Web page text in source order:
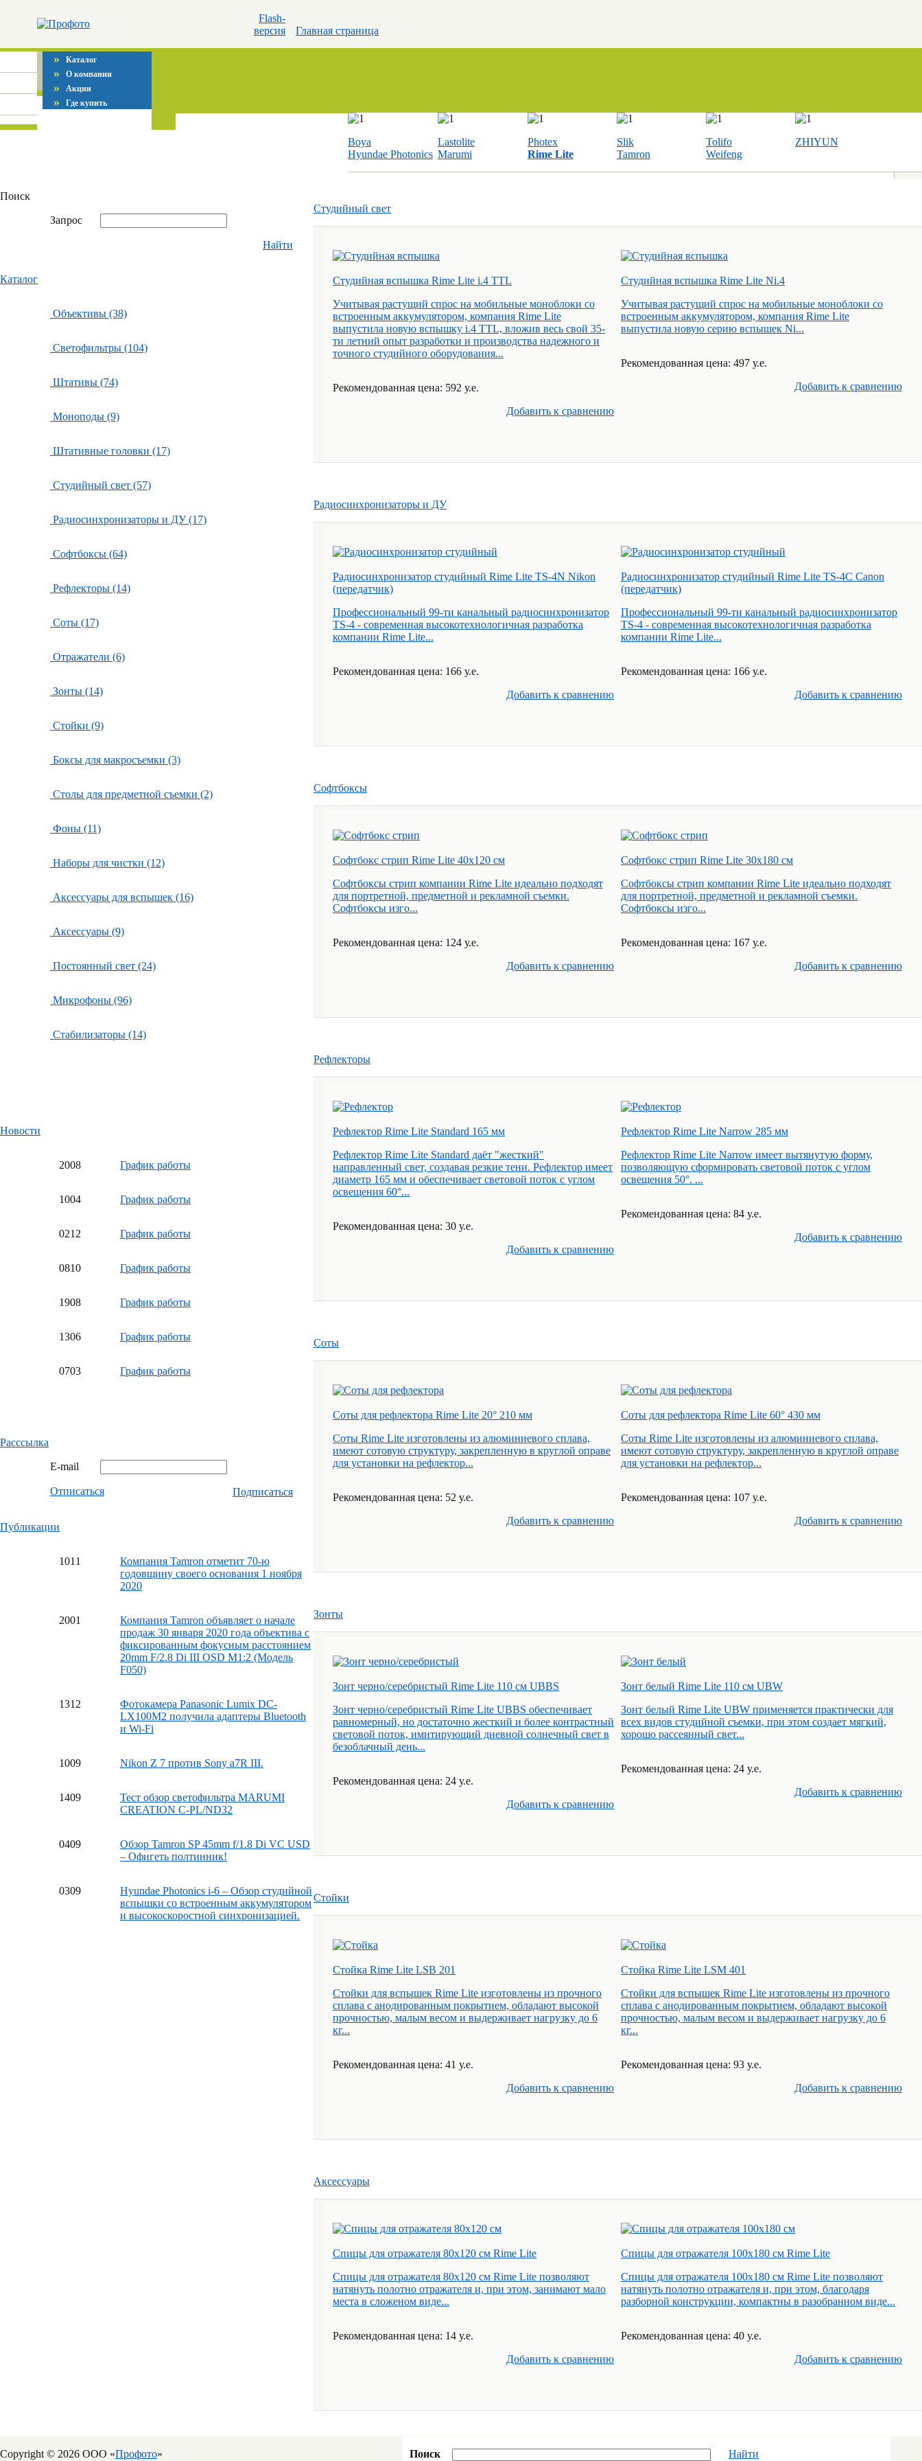
Flash-
версия
Главная страница
» Каталог
» О компании
» Акции
» Где купить
Boya
Hyundae Photonics
Lastolite
Marumi
Photex
Rime Lite
Slik
Tamron
Tolifo
Weifeng
ZHIYUN
Поиск
Запрос
Найти
Каталог
Объективы (38)
Светофильтры (104)
Штативы (74)
Моноподы (9)
Штативные головки (17)
Студийный свет (57)
Радиосинхронизаторы и ДУ (17)
Софтбоксы (64)
Рефлекторы (14)
Соты (17)
Отражатели (6)
Зонты (14)
Стойки (9)
Боксы для макросъемки (3)
Столы для предметной съемки (2)
Фоны (11)
Наборы для чистки (12)
Аксессуары для вспышек (16)
Аксессуары (9)
Постоянный свет (24)
Микрофоны (96)
Стабилизаторы (14)
Новости
2008 График работы
1004 График работы
0212 График работы
0810 График работы
1908 График работы
1306 График работы
0703 График работы
Расссылка
E-mail
Отписаться Подписаться
Публикации
1011
Компания Tamron отметит 70-ю
годовщину своего основания 1 ноября
2020
2001
Компания Tamron объявляет о начале
продаж 30 января 2020 года объектива с
фиксированным фокусным расстоянием
20mm F/2.8 Di III OSD M1:2 (Модель
F050)
1312
Фотокамера Panasonic Lumix DC-
LX100M2 получила адаптеры Bluetooth
и Wi-Fi
1009 Nikon Z 7 против Sony a7R III.
1409
Тест обзор светофильтра MARUMI
CREATION C-PL/ND32
0409
Обзор Tamron SP 45mm f/1.8 Di VC USD
– Офигеть полтинник!
0309
Hyundae Photonics i-6 – Обзор студийной
вспышки со встроенным аккумулятором
и высокоскоростной синхронизацией.
Студийный свет
Студийная вспышка Rime Lite i.4 TTL
Учитывая растущий спрос на мобильные моноблоки со
встроенным аккумулятором, компания Rime Lite
выпустила новую вспышку i.4 TTL, вложив весь свой 35-
ти летний опыт разработки и производства надежного и
точного студийного оборудования...
Рекомендованная цена: 592 у.е.
Добавить к cравнению
Студийная вспышка Rime Lite Ni.4
Учитывая растущий спрос на мобильные моноблоки со
встроенным аккумулятором, компания Rime Lite
выпустила новую серию вспышек Ni...
Рекомендованная цена: 497 у.е.
Добавить к cравнению
Радиосинхронизаторы и ДУ
Радиосинхронизатор студийный Rime Lite TS-4N Nikon
(передатчик)
Профессиональный 99-ти канальный радиосинхронизатор
TS-4 - современная высокотехнологичная разработка
компании Rime Lite...
Рекомендованная цена: 166 у.е.
Добавить к cравнению
Радиосинхронизатор студийный Rime Lite TS-4C Canon
(передатчик)
Профессиональный 99-ти канальный радиосинхронизатор
TS-4 - современная высокотехнологичная разработка
компании Rime Lite...
Рекомендованная цена: 166 у.е.
Добавить к cравнению
Софтбоксы
Софтбокс стрип Rime Lite 40х120 см
Софтбоксы стрип компании Rime Lite идеально подходят
для портретной, предметной и рекламной съемки.
Софтбоксы изго...
Рекомендованная цена: 124 у.е.
Добавить к cравнению
Софтбокс стрип Rime Lite 30х180 см
Софтбоксы стрип компании Rime Lite идеально подходят
для портретной, предметной и рекламной съемки.
Софтбоксы изго...
Рекомендованная цена: 167 у.е.
Добавить к cравнению
Рефлекторы
Рефлектор Rime Lite Standard 165 мм
Рефлектор Rime Lite Standard даёт "жесткий"
направленный свет, создавая резкие тени. Рефлектор имеет
диаметр 165 мм и обеспечивает световой поток с углом
освещения 60°...
Рекомендованная цена: 30 у.е.
Добавить к cравнению
Рефлектор Rime Lite Narrow 285 мм
Рефлектор Rime Lite Narrow имеет вытянутую форму,
позволяющую сформировать световой поток с углом
освещения 50°. ...
Рекомендованная цена: 84 у.е.
Добавить к cравнению
Соты
Соты для рефлектора Rime Lite 20° 210 мм
Соты Rime Lite изготовлены из алюминиевого сплава,
имеют сотовую структуру, закрепленную в круглой оправе
для установки на рефлектор...
Рекомендованная цена: 52 у.е.
Добавить к cравнению
Соты для рефлектора Rime Lite 60° 430 мм
Соты Rime Lite изготовлены из алюминиевого сплава,
имеют сотовую структуру, закрепленную в круглой оправе
для установки на рефлектор...
Рекомендованная цена: 107 у.е.
Добавить к cравнению
Зонты
Зонт черно/серебристый Rime Lite 110 см UBBS
Зонт черно/серебристый Rime Lite UBBS обеспечивает
равномерный, но достаточно жесткий и более контрастный
световой поток, имитирующий дневной солнечный свет в
безоблачный день...
Рекомендованная цена: 24 у.е.
Добавить к cравнению
Зонт белый Rime Lite 110 см UBW
Зонт белый Rime Lite UBW применяется практически для
всех видов студийной съемки, при этом создает мягкий,
хорошо рассеянный свет...
Рекомендованная цена: 24 у.е.
Добавить к cравнению
Стойки
Стойка Rime Lite LSB 201
Стойки для вспышек Rime Lite изготовлены из прочного
сплава с анодированным покрытием, обладают высокой
прочностью, малым весом и выдерживает нагрузку до 6
кг...
Рекомендованная цена: 41 у.е.
Добавить к cравнению
Стойка Rime Lite LSM 401
Стойки для вспышек Rime Lite изготовлены из прочного
сплава с анодированным покрытием, обладают высокой
прочностью, малым весом и выдерживает нагрузку до 6
кг...
Рекомендованная цена: 93 у.е.
Добавить к cравнению
Аксессуары
Спицы для отражателя 80х120 см Rime Lite
Спицы для отражателя 80х120 см Rime Lite позволяют
натянуть полотно отражателя и, при этом, занимают мало
места в сложеном виде...
Рекомендованная цена: 14 у.е.
Добавить к cравнению
Спицы для отражателя 100х180 см Rime Lite
Спицы для отражателя 100х180 см Rime Lite позволяют
натянуть полотно отражателя и, при этом, благодаря
разборной конструкции, компактны в разобранном виде...
Рекомендованная цена: 40 у.е.
Добавить к cравнению
Copyright © 2026 ООО «Профото» Поиск Найти